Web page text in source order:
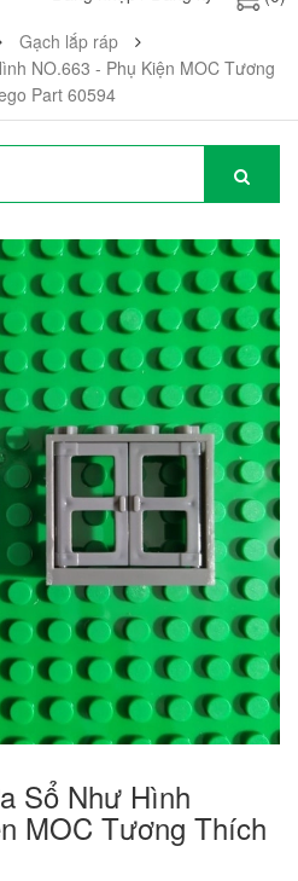
Gạch lắp ráp
NO.663 - Phụ Kiện MOC Tương
Part 60594
Sổ Như Hình
MOC Tương Thích